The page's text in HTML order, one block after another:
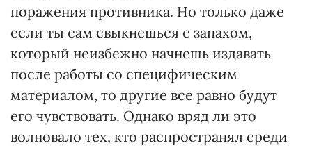
поражения противника. Но только даже
если ты сам свыкнешься с запахом,
который неизбежно начнешь издавать
после работы со специфическим
материалом, то другие все равно будут
его чувствовать. Однако вряд ли это
волновало тех, кто распространял среди